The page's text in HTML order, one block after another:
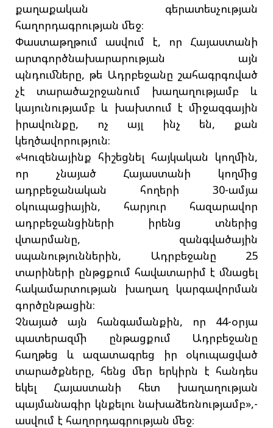
քաղաքական գերատեսչության
հաղորդագրության մեջ։
Փաստաթղթում ասվում է, որ Հայաստանի
արտգործնախարարության այն
պնդումները, թե Ադրբեջանը շահագրգռված
չէ տարածաշրջանում խաղաղությամբ և
կայունությամբ և խախտում է միջազգային
իրավունքը, ոչ այլ ինչ են, քան
կեղծավորություն։
«Կուզենայինք հիշեցնել հայկական կողմին,
որ չնայած Հայաստանի կողմից
ադրբեջանական հողերի 30-ամյա
օկուպացիային, հարյուր հազարավոր
ադրբեջանցիների իրենց տներից
վտարմանը, զանգվածային
սպանություններին, Ադրբեջանը 25
տարիների ընթցքում հավատարիմ է մնացել
հակամարտության խաղաղ կարգավորման
գործընթացին։
Չնայած այն հանգամանքին, որ 44-օրյա
պատերազմի ընթացքում Ադրբեջանը
հաղթեց և ազատագրեց իր օկուպացված
տարածքները, հենց մեր երկիրն է հանդես
եկել Հայաստանի հետ խաղաղության
պայմանագիր կնքելու նախաձեռնությամբ»,-
ասվում է հաղորդագրության մեջ։